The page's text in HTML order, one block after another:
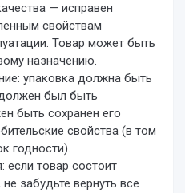
— исправен
свойствам
Товар может быть
назначению.
упаковка должна быть
был быть
быть сохранен его
свойства (в том
годности).
если товар состоит
забудьте вернуть все